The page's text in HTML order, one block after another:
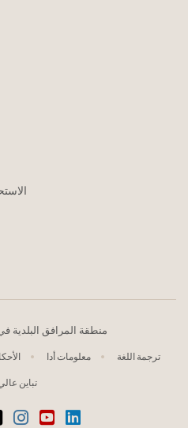
2026 منطقة المرافق
معلومات أدا ترجمة اللغة
تباين
تويترانستغرامينكدين